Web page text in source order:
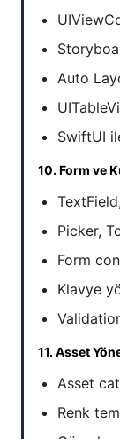
Auto
SwiftUI
10. Form ve
Picker,
Form
Klavye
11. Asset
Asset
Renk